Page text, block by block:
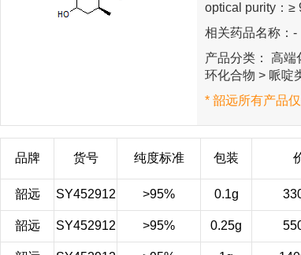
optical purity：≥
相关药品名称：-
产品分类： 高端
环化合物 > 哌啶
* 韶远所有产品
品牌 货号 纯度标准 包装
韶远 SY452912 >95% 0.1g
韶远 SY452912 >95% 0.25g